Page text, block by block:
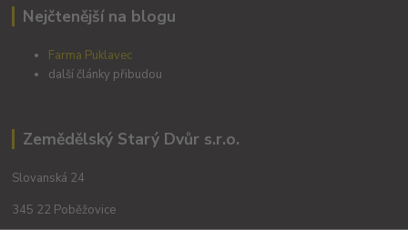
Nejčtenější na blogu
Farma Puklavec
další články přibudou
Zemědělský Starý Dvůr s.r.o.
Slovanská 24
345 22 Poběžovice